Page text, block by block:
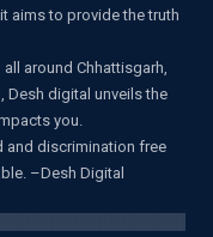
aims to provide the truth
around Chhattisgarh,
Desh digital unveils the
you.
and discrimination free
–Desh Digital